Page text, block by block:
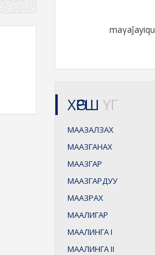
maγaǰayiqu
ХӨРШ ҮГ
МААЗАЛЗАХ
МААЗГАНАХ
МААЗГАР
МААЗГАРДУУ
МААЗРАХ
МААЛИГАР
МААЛИНГАI
МААЛИНГАII